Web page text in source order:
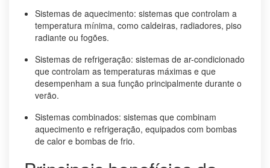
Sistemas de aquecimento: sistemas que controlam a
temperatura mínima, como caldeiras, radiadores, piso
radiante ou fogões.
Sistemas de refrigeração: sistemas de ar-condicionado
que controlam as temperaturas máximas e que
desempenham a sua função principalmente durante o
verão.
Sistemas combinados: sistemas que combinam
aquecimento e refrigeração, equipados com bombas
de calor e bombas de frio.